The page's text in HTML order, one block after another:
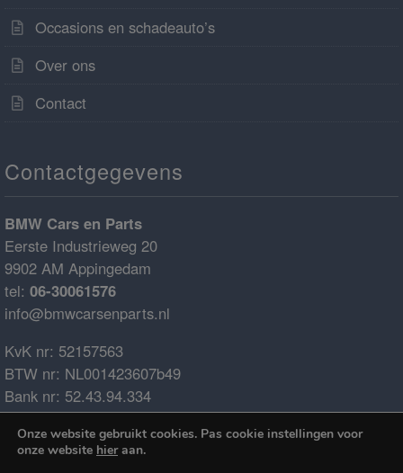
Occasions en schadeauto’s
Over ons
Contact
Contactgegevens
BMW Cars en Parts
Eerste Industrieweg 20
9902 AM Appingedam
tel: 06-30061576
info@bmwcarsenparts.nl
KvK nr: 52157563
BTW nr: NL001423607b49
Bank nr: 52.43.94.334
IBAN: NL68ABNA0524394334
BIC: ABNANL2A
Onze website gebruikt cookies. Pas cookie instellingen voor
onze website hieraan.